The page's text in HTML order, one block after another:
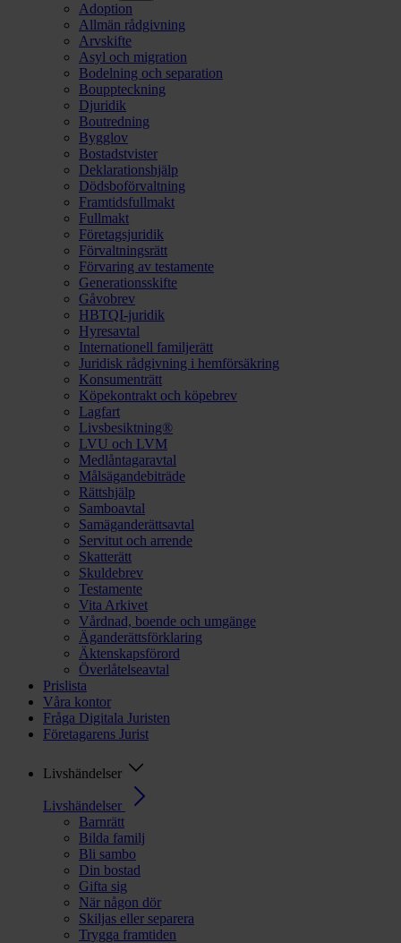
Adoption
Allmän rådgivning
Arvskifte
Asyl och migration
Bodelning och separation
Bouppteckning
Djuridik
Boutredning
Bygglov
Bostadstvister
Deklarationshjälp
Dödsboförvaltning
Framtidsfullmakt
Fullmakt
Företagsjuridik
Förvaltningsrätt
Förvaring av testamente
Generationsskifte
Gåvobrev
HBTQI-juridik
Hyresavtal
Internationell familjerätt
Juridisk rådgivning i hemförsäkring
Konsumenträtt
Köpekontrakt och köpebrev
Lagfart
Livsbesiktning®
LVU och LVM
Medlåntagaravtal
Målsägandebiträde
Rättshjälp
Samboavtal
Samäganderättsavtal
Servitut och arrende
Skatterätt
Skuldebrev
Testamente
Vita Arkivet
Vårdnad, boende och umgänge
Äganderättsförklaring
Äktenskapsförord
Överlåtelseavtal
Prislista
Våra kontor
Fråga Digitala Juristen
Företagarens Jurist
Livshändelser
Livshändelser
Barnrätt
Bilda familj
Bli sambo
Din bostad
Gifta sig
När någon dör
Skiljas eller separera
Trygga framtiden